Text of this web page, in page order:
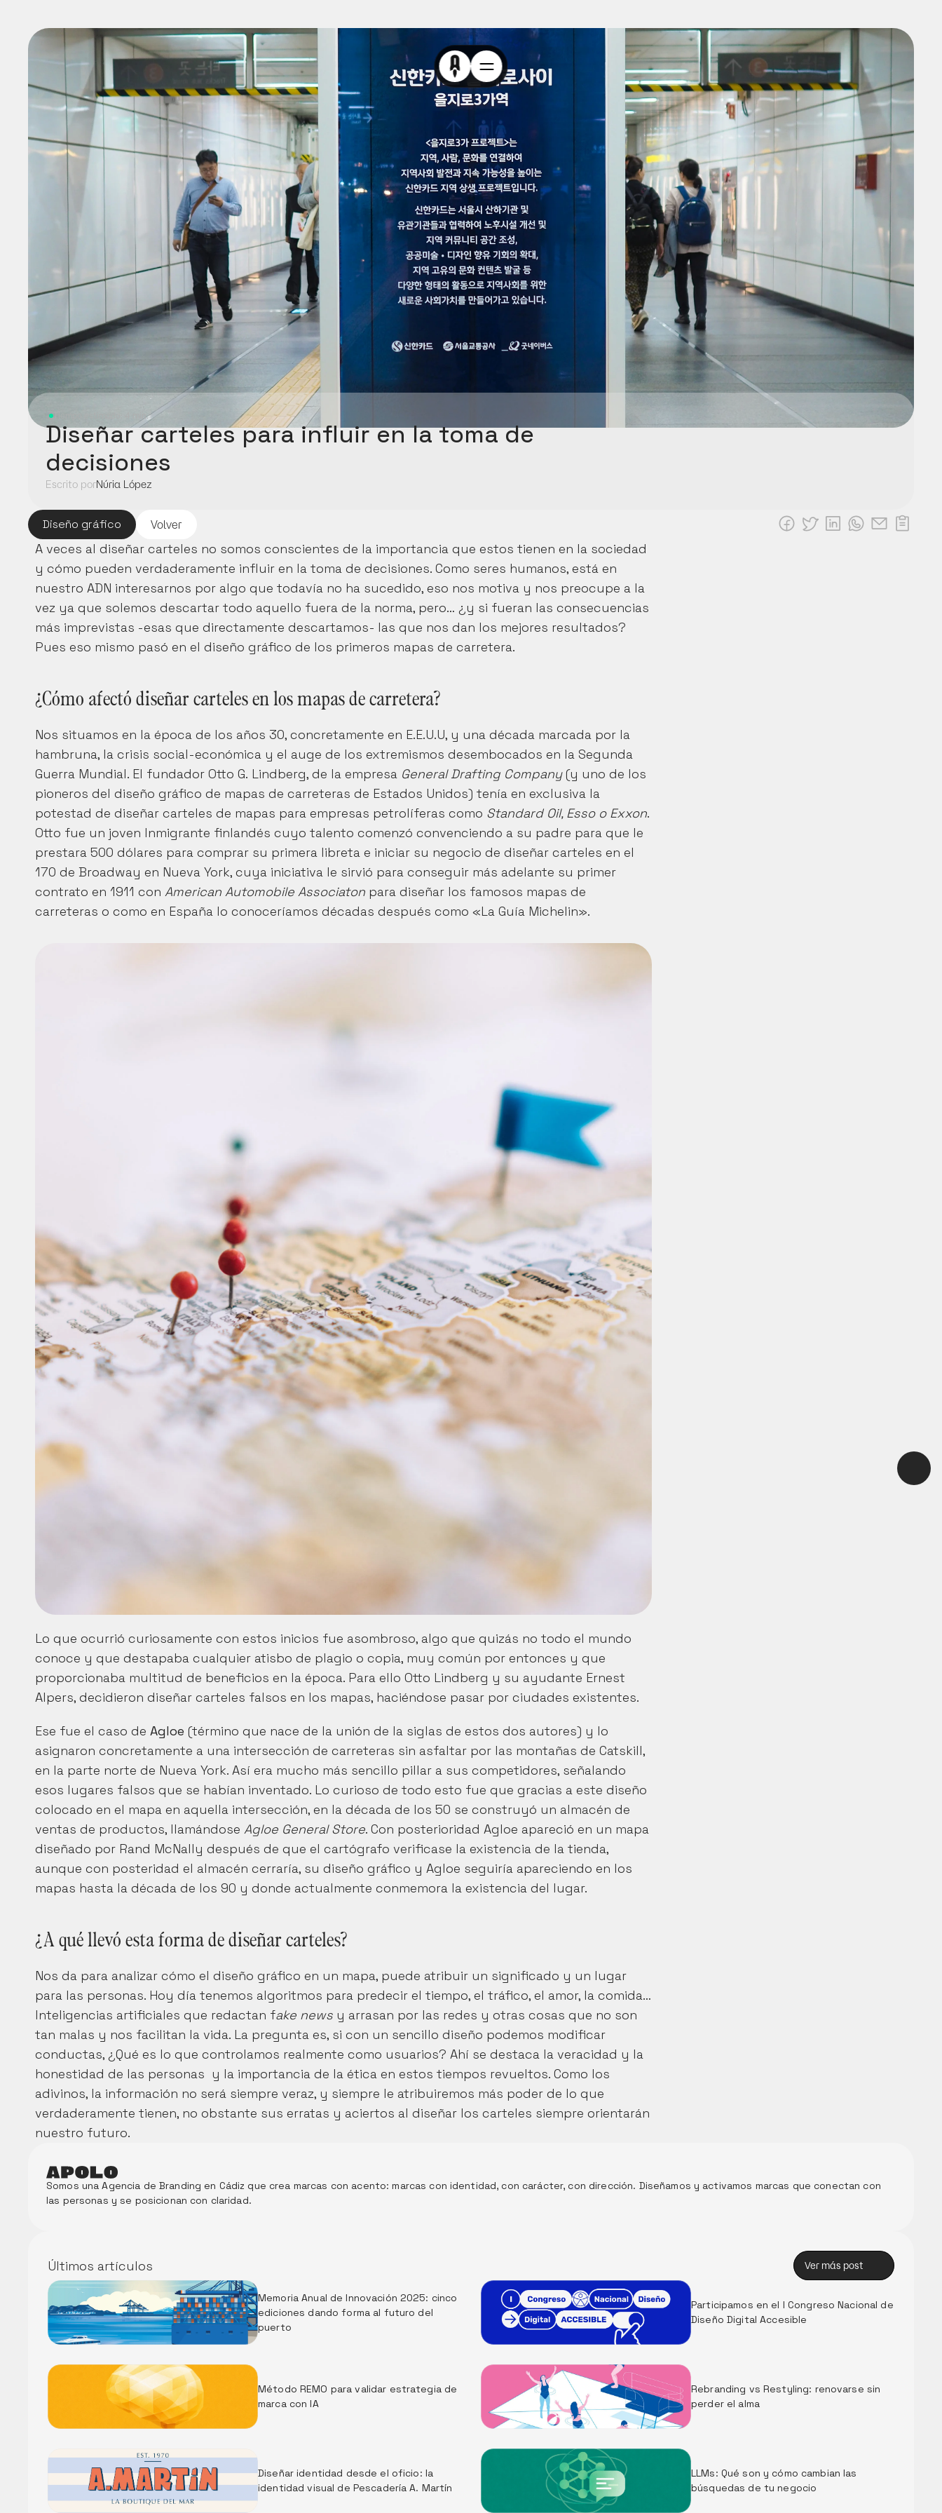
Somos una Agencia de Branding en Cádiz que crea marcas con acento: marcas con identidad, con carácter, con dirección. Diseñamos y activamos marcas que conectan con
las personas y se posicionan con claridad.
Diseño gráfico Volver
A veces al diseñar carteles no somos conscientes de la importancia que estos tienen en la sociedad
y cómo pueden verdaderamente influir en la toma de decisiones. Como seres humanos, está en
nuestro ADN interesarnos por algo que todavía no ha sucedido, eso nos motiva y nos preocupe a la
vez ya que solemos descartar todo aquello fuera de la norma, pero… ¿y si fueran las consecuencias
más imprevistas -esas que directamente descartamos- las que nos dan los mejores resultados?
Pues eso mismo pasó en el diseño gráfico de los primeros mapas de carretera.
¿Cómo afectó diseñar carteles en los mapas de carretera?
Nos situamos en la época de los años 30, concretamente en E.E.U.U, y una década marcada por la
hambruna, la crisis social-económica y el auge de los extremismos desembocados en la Segunda
Guerra Mundial. El fundador Otto G. Lindberg, de la empresa General Drafting Company (y uno de los
pioneros del diseño gráfico de mapas de carreteras de Estados Unidos) tenía en exclusiva la
potestad de diseñar carteles de mapas para empresas petrolíferas como Standard Oil, Esso o Exxon.
Otto fue un joven Inmigrante finlandés cuyo talento comenzó convenciendo a su padre para que le
prestara 500 dólares para comprar su primera libreta e iniciar su negocio de diseñar carteles en el
170 de Broadway en Nueva York, cuya iniciativa le sirvió para conseguir más adelante su primer
contrato en 1911 con American Automobile Associaton para diseñar los famosos mapas de
carreteras o como en España lo conoceríamos décadas después como «La Guía Michelin».
Lo que ocurrió curiosamente con estos inicios fue asombroso, algo que quizás no todo el mundo
conoce y que destapaba cualquier atisbo de plagio o copia, muy común por entonces y que
proporcionaba multitud de beneficios en la época. Para ello Otto Lindberg y su ayudante Ernest
Alpers, decidieron diseñar carteles falsos en los mapas, haciéndose pasar por ciudades existentes.
Ese fue el caso de Agloe (término que nace de la unión de la siglas de estos dos autores) y lo
asignaron concretamente a una intersección de carreteras sin asfaltar por las montañas de Catskill,
en la parte norte de Nueva York. Así era mucho más sencillo pillar a sus competidores, señalando
esos lugares falsos que se habían inventado. Lo curioso de todo esto fue que gracias a este diseño
colocado en el mapa en aquella intersección, en la década de los 50 se construyó un almacén de
ventas de productos, llamándose Agloe General Store. Con posterioridad Agloe apareció en un mapa
diseñado por Rand McNally después de que el cartógrafo verificase la existencia de la tienda,
aunque con posteridad el almacén cerraría, su diseño gráfico y Agloe seguiría apareciendo en los
mapas hasta la década de los 90 y donde actualmente conmemora la existencia del lugar.
¿A qué llevó esta forma de diseñar carteles?
Nos da para analizar cómo el diseño gráfico en un mapa, puede atribuir un significado y un lugar
para las personas. Hoy día tenemos algoritmos para predecir el tiempo, el tráfico, el amor, la comida…
Inteligencias artificiales que redactan fake news y arrasan por las redes y otras cosas que no son
tan malas y nos facilitan la vida. La pregunta es, si con un sencillo diseño podemos modificar
conductas, ¿Qué es lo que controlamos realmente como usuarios? Ahí se destaca la veracidad y la
honestidad de las personas  y la importancia de la ética en estos tiempos revueltos. Como los
adivinos, la información no será siempre veraz, y siempre le atribuiremos más poder de lo que
verdaderamente tienen, no obstante sus erratas y aciertos al diseñar los carteles siempre orientarán
nuestro futuro.
Tiempo estimado: 4 min.
Diseñar carteles para influir en la toma de
decisiones
Escrito porNúria López
Últimos artículos
Ver más post
Ver más post
Memoria Anual de Innovación 2025: cinco
ediciones dando forma al futuro del
puerto
Participamos en el I Congreso Nacional de
Diseño Digital Accesible
Método REMO para validar estrategia de
marca con IA
Rebranding vs Restyling: renovarse sin
perder el alma
Diseñar identidad desde el oficio: la
identidad visual de Pescadería A. Martín
LLMs: Qué son y cómo cambian las
búsquedas de tu negocio